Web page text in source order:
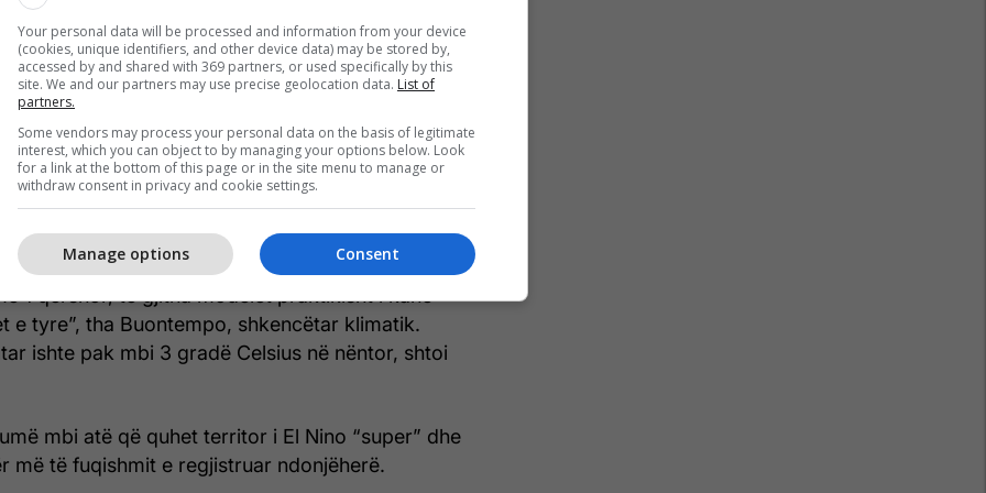
Australi dhe Japoni - në një parashikim
france24.
këtyre modeleve parashikojnë se temperaturat
zonat kryesore të El Nino në Paqësor mund të
Celsius ose më shumë deri në muajin nëntor -
i lartë.
ishte vetëm 50 për qind.
1 qershor, të gjitha modelet praktikisht i kanë
e tyre”, tha Buontempo, shkencëtar klimatik.
ishte pak mbi 3 gradë Celsius në nëntor, shtoi
mbi atë që quhet territor i El Nino “super” dhe
më të fuqishmit e regjistruar ndonjëherë.
Your personal data will be processed and information from your device
(cookies, unique identifiers, and other device data) may be stored by,
accessed by and shared with 369 partners, or used specifically by this
site. We and our partners may use precise geolocation data. List of
partners.
Some vendors may process your personal data on the basis of legitimate
interest, which you can object to by managing your options below. Look
for a link at the bottom of this page or in the site menu to manage or
withdraw consent in privacy and cookie settings.
Consent
Manage options